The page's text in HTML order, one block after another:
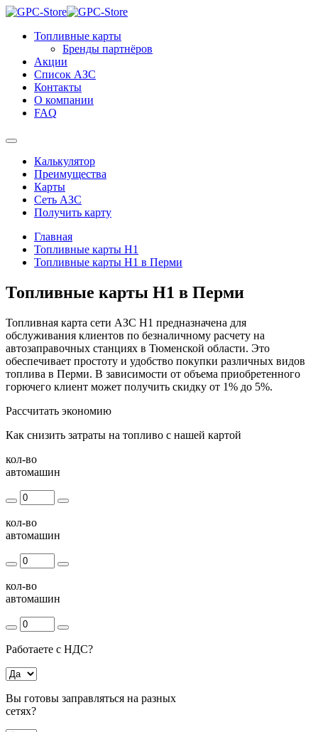
Топливные карты
Бренды партнёров
Акции
Список АЗС
Контакты
О компании
FAQ
Калькулятор
Преимущества
Карты
Сеть АЗС
Получить карту
Главная
Топливные карты Н1
Топливные карты Н1 в Перми
Топливные карты Н1 в Перми
Топливная карта сети АЗС Н1 предназначена для
обслуживания клиентов по безналичному расчету на
автозаправочных станциях в Тюменской области. Это
обеспечивает простоту и удобство покупки различных видов
топлива в Перми. В зависимости от объема приобретенного
горючего клиент может получить скидку от 1% до 5%.
Рассчитать экономию
Как снизить затраты на топливо с нашей картой
кол-во
автомашин
кол-во
автомашин
кол-во
автомашин
Работаете с НДС?
Вы готовы заправляться на разных
сетях?